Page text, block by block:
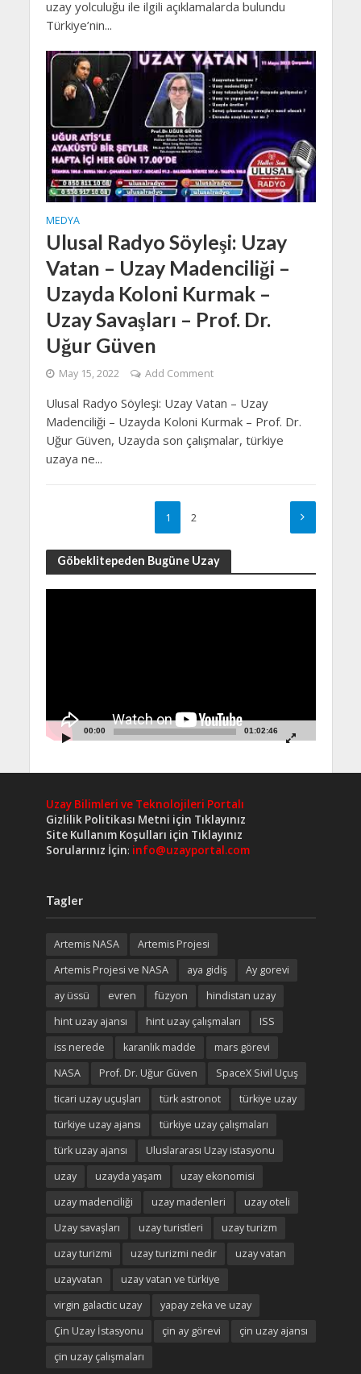
uzay yolculuğu ile ilgili açıklamalarda bulundu
Türkiye’nin...
MEDYA
Ulusal Radyo Söyleşi: Uzay
Vatan – Uzay Madenciliği –
Uzayda Koloni Kurmak –
Uzay Savaşları – Prof. Dr.
Uğur Güven
May 15, 2022 Add Comment
Ulusal Radyo Söyleşi: Uzay Vatan – Uzay
Madenciliği – Uzayda Koloni Kurmak – Prof. Dr.
Uğur Güven, Uzayda son çalışmalar, türkiye
uzaya ne...
1 2
Göbeklitepeden Bugüne Uzay
00:00 01:02:46
Uzay Bilimleri ve Teknolojileri Portalı
Gizlilik Politikası Metni için Tıklayınız
Site Kullanım Koşulları için Tıklayınız
Sorularınız İçin: info@uzayportal.com
Tagler
Artemis NASA
Artemis Projesi
Artemis Projesi ve NASA
aya gidiş
Ay gorevi
ay üssü
evren füzyon
hindistan uzay
hint uzay ajansı
hint uzay çalışmaları
ISS
iss nerede
karanlık madde
mars görevi
NASA
Prof. Dr. Uğur Güven
SpaceX Sivil Uçuş
ticari uzay uçuşları
türk astronot
türkiye uzay
türkiye uzay ajansı
türkiye uzay çalışmaları
türk uzay ajansı
Uluslararası Uzay istasyonu
uzay
uzayda yaşam
uzay ekonomisi
uzay madenciliği
uzay madenleri
uzay oteli
Uzay savaşları
uzay turistleri
uzay turizm
uzay turizmi
uzay turizmi nedir
uzay vatan
uzayvatan
uzay vatan ve türkiye
virgin galactic uzay
yapay zeka ve uzay
Çin Uzay İstasyonu
çin ay görevi
çin uzay ajansı
çin uzay çalışmaları